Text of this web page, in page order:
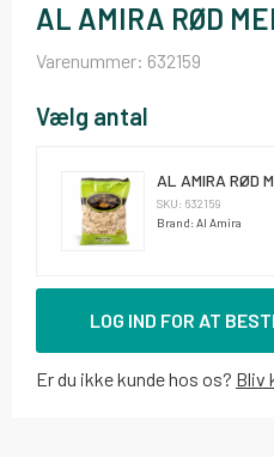
AL AMIRA RØD
Varenummer: 632159
Vælg antal
AL AMIRA RØD
SKU: 632159
Brand: Al Amira
LOG IND FOR AT
Er du ikke kunde hos os? Bliv